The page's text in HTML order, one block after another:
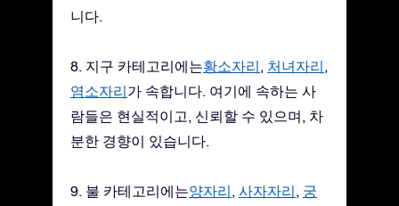
니다.
8. 지구 카테고리에는황소자리, 처녀자리,
염소자리가 속합니다. 여기에 속하는 사
람들은 현실적이고, 신뢰할 수 있으며, 차
분한 경향이 있습니다.
9. 불 카테고리에는양자리, 사자자리, 궁